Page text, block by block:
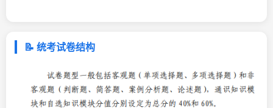
📝 统考试卷结构